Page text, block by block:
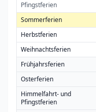
Pfingstferien
Sommerferien
Herbstferien
Weihnachtsferien
Frühjahrsferien
Osterferien
Himmelfahrt- und
Pfingstferien